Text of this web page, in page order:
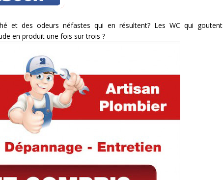
et des odeurs néfastes qui en résultent? Les WC qui goutent
en produit une fois sur trois ?